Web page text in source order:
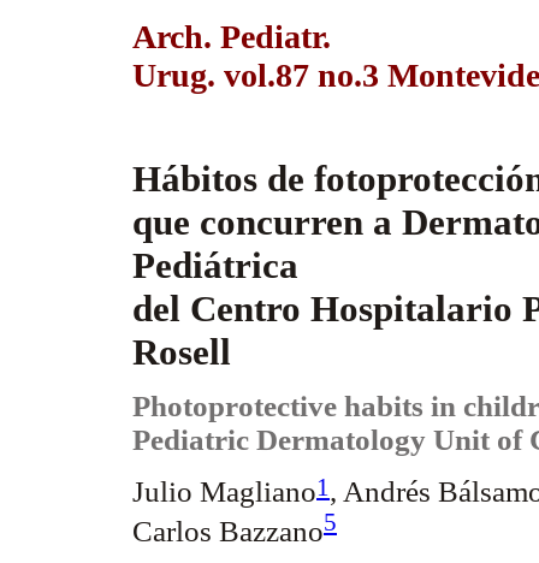
Arch. Pediatr.
Urug. vol.87 no.3
Hábitos de
que concurren a
Pediátrica
del Centro Hospitalario
Rosell
Photoprotective habits in
Pediatric Dermatology Unit of
Julio Magliano1 , Andrés
Carlos Bazzano5